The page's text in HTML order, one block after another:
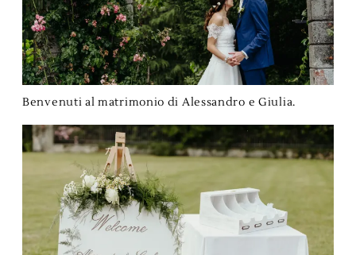
Benvenuti al matrimonio di Alessandro e Giulia.